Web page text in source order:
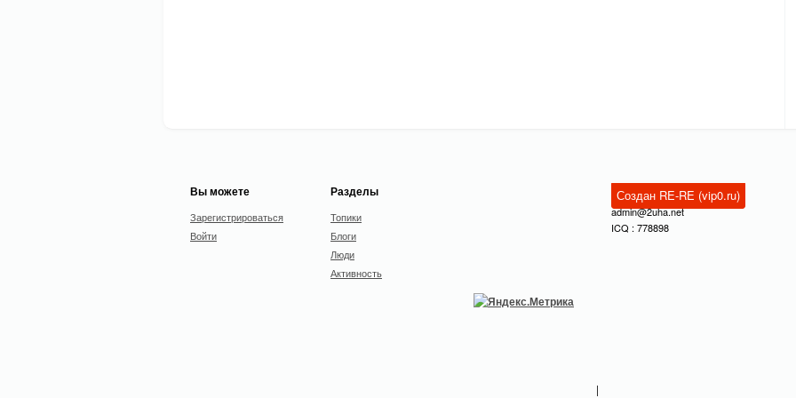
Вы можете
Зарегистрироваться
Войти
Разделы
Топики
Блоги
Люди
Активность
Создан RE-RE (vip0.ru)
admin@2uha.net
ICQ : 778898
|